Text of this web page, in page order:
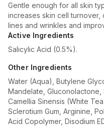
Gentle enough for all skin
increases skin cell
lines and wrinkles and
Active Ingredients
Salicylic Acid (0.5%).
Other Ingredients
Water (Aqua), Butylene
Mandelate, Gluconolactone,
Camellia Sinensis (White
Sclerotium Gum, Arginine,
Acid Copolymer, Disodium